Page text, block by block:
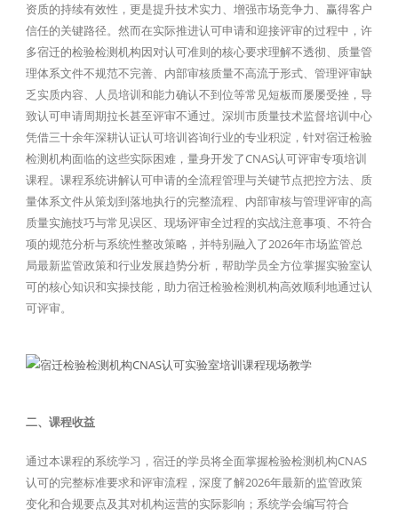
资质的持续有效性，更是提升技术实力、增强市场竞争力、赢得客户
信任的关键路径。然而在实际推进认可申请和迎接评审的过程中，许
多宿迁的检验检测机构因对认可准则的核心要求理解不透彻、质量管
理体系文件不规范不完善、内部审核质量不高流于形式、管理评审缺
乏实质内容、人员培训和能力确认不到位等常见短板而屡屡受挫，导
致认可申请周期拉长甚至评审不通过。深圳市质量技术监督培训中心
凭借三十余年深耕认证认可培训咨询行业的专业积淀，针对宿迁检验
检测机构面临的这些实际困难，量身开发了CNAS认可评审专项培训
课程。课程系统讲解认可申请的全流程管理与关键节点把控方法、质
量体系文件从策划到落地执行的完整流程、内部审核与管理评审的高
质量实施技巧与常见误区、现场评审全过程的实战注意事项、不符合
项的规范分析与系统性整改策略，并特别融入了2026年市场监管总
局最新监管政策和行业发展趋势分析，帮助学员全方位掌握实验室认
可的核心知识和实操技能，助力宿迁检验检测机构高效顺利地通过认
可评审。
二、课程收益
通过本课程的系统学习，宿迁的学员将全面掌握检验检测机构CNAS
认可的完整标准要求和评审流程，深度了解2026年最新的监管政策
变化和合规要点及其对机构运营的实际影响；系统学会编写符合